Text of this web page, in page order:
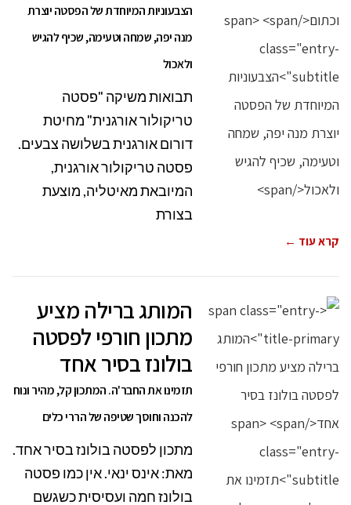
הצבעוניות המיוחדת של הפסטה יוצרת
מנה יפה, שמחה וטעימה, שכיף להגיש
ולאכול
תבואות משיקה "פסטה
טריקולור אורגנית" מחיטת
דורום אורגנית בשלושה צבעים.
פסטה טריקולור אורגנית,
המיובאת מאיטליה, מוצעת
בצורת
קרא עוד ←
המותג ברילה מציע
מתכון חורפי לפסטה
בולונז בסיר אחד
תזמינו את החבר'ה. המתכון קל, מהיר ונוח
להכנה וחוסך שטיפה של הררי כלים
מתכון לפסטה בולונז בסיר אחד.
מאת: אינס ינאי. אין כמו פסטה
בולונז חמה ועסיסית כשגשם